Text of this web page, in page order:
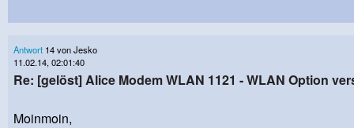
Antwort 14 von Jesko
11.02.14, 02:01:40
Re: [gelöst] Alice Modem WLAN 1121 - WLAN Option
Moinmoin,